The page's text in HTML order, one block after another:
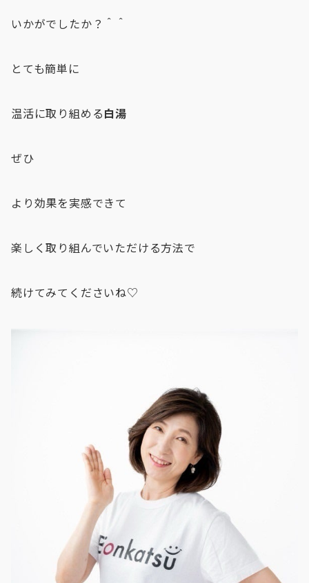
いかがでしたか？＾＾
とても簡単に
温活に取り組める白湯
ぜひ
より効果を実感できて
楽しく取り組んでいただける方法で
続けてみてくださいね♡